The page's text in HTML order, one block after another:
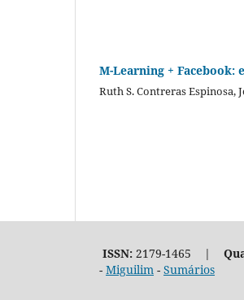
M-Learning + Facebook:
Ruth S. Contreras Espinosa,
ISSN: 2179-1465 |
- Miguilim - Sumários